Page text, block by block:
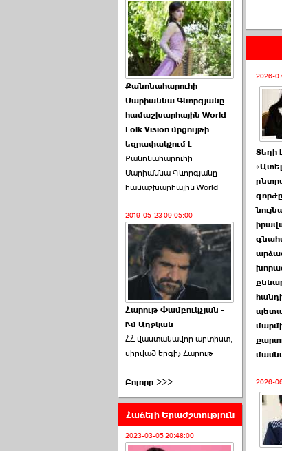
է. «Հրապարակ» ›››
2026-06-25 17:13:00
ԱԺ նախագահի
թեկնածու է ընտրվել
Ռուբեն Ռուբինյանը ›››
2026-06-23 21:28:00
«Ժողովուրդ»-ը
հերթական ›››
2026-06-21 23:00:00
armlur.ՔՊ-ի ներսում
սպասում են ›››
Քանոնահարուհի
Մարիաննա Գևորգյանը
համաշխարհային World
Folk Vision մրցույթի
եզրափակչում է
Քանոնահարուհի
Մարիաննա Գևորգյանը
համաշխարհային World
2019-05-23 09:05:00
Հարութ Փամբուկչյան -
Ւմ Աղջկան
ՀՀ վաստակավոր արտիստ,
սիրված երգիչ Հարութ
Բոլորը >>>
Հաճելի Երաժշտություն
2023-03-05 20:48:00
2026-
Տեղի
2026-